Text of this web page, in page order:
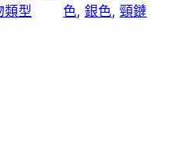
類型
色, 銀色, 頸鏈